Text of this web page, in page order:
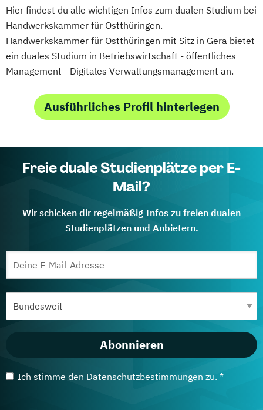
Hier findest du alle wichtigen Infos zum dualen Studium bei
Handwerkskammer für Ostthüringen.
Handwerkskammer für Ostthüringen mit Sitz in Gera bietet
ein duales Studium in Betriebswirtschaft - öffentliches
Management - Digitales Verwaltungsmanagement an.
Ausführliches Profil hinterlegen
Freie duale Studienplätze per E-
Mail?
Wir schicken dir regelmäßig Infos zu freien dualen
Studienplätzen und Anbietern.
Abonnieren
Ich stimme den Datenschutzbestimmungen zu. *